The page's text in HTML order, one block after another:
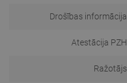
Drošības informācija
Atestācija PZH
Ražotājs